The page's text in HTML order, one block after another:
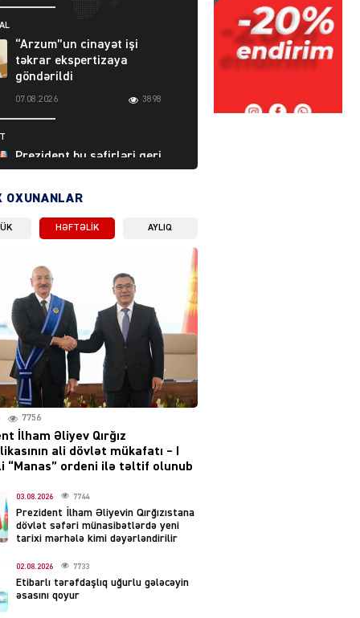
“Arzum”un cinayət işi
təkrar ekspertizaya
göndərildi
07.08.2026 3898
Prezident bu səfirləri geri
çağırdı – Abel
Moskvada güclü partlayış
səsləri eşidildi
07.08.2026 5488
Rusiya-Ukrayna
münaqişəsinin həllində
irəliləyiş var – Tramp
07.08.2026
imzaladı
07.08.2026 5488
Tehran və İrəvandan
“Tramp yolu”na HƏMLƏ –
REAKSİYA
OXUNANLAR
HƏFTƏLIK AYLIQ
7756
İlham Əliyev Qırğız
ali dövlət mükafatı – I
“Manas” ordeni ilə təltif olunub
03.08.2026 7744
Prezident İlham Əliyevin Qırğızıstana
dövlət səfəri münasibətlərdə yeni
tarixi mərhələ kimi dəyərləndirilir
02.08.2026 7733
Etibarlı tərəfdaşlıq uğurlu gələcəyin
əsasını qoyur